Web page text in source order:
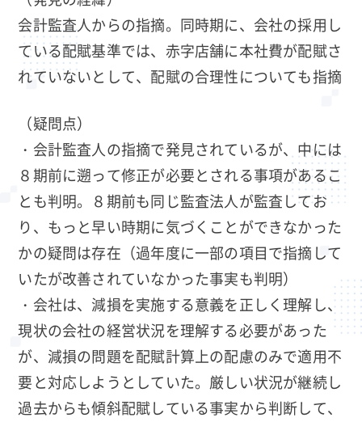
会計監査人からの指摘。同時期に、会社の採用し
ている配賦基準では、赤字店舗に本社費が配賦さ
れていないとして、配賦の合理性についても指摘
（疑問点）
・会計監査人の指摘で発見されているが、中には
８期前に遡って修正が必要とされる事項があるこ
とも判明。８期前も同じ監査法人が監査してお
り、もっと早い時期に気づくことができなかった
かの疑問は存在（過年度に一部の項目で指摘して
いたが改善されていなかった事実も判明）
・会社は、減損を実施する意義を正しく理解し、
現状の会社の経営状況を理解する必要があった
が、減損の問題を配賦計算上の配慮のみで適用不
要と対応しようとしていた。厳しい状況が継続し
過去からも傾斜配賦している事実から判断して、